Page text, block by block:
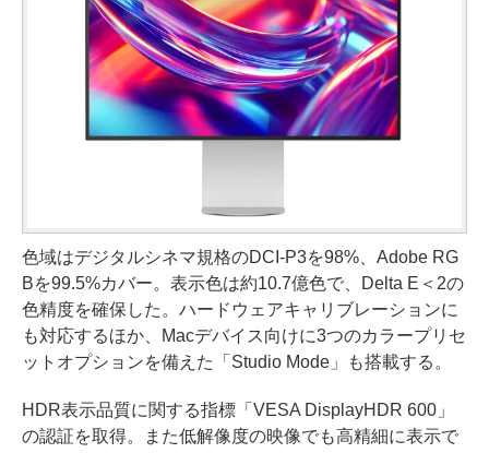
色域はデジタルシネマ規格のDCI-P3を98%、Adobe RG
Bを99.5%カバー。表示色は約10.7億色で、Delta E＜2の
色精度を確保した。ハードウェアキャリブレーションに
も対応するほか、Macデバイス向けに3つのカラープリセ
ットオプションを備えた「Studio Mode」も搭載する。
HDR表示品質に関する指標「VESA DisplayHDR 600」
の認証を取得。また低解像度の映像でも高精細に表示で